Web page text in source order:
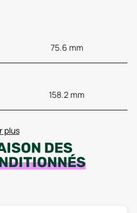
75.6 mm
158.2 mm
plus
DES